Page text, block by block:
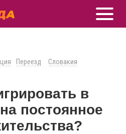
Переезд Словакия
в
постоянное